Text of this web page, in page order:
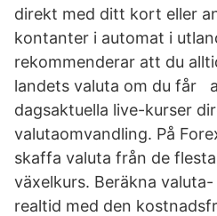
direkt med ditt kort eller
kontanter i automat i
rekommenderar att du
landets valuta om du får
dagsaktuella live-kurser
valutaomvandling. På
skaffa valuta från de
växelkurs. Beräkna
realtid med den